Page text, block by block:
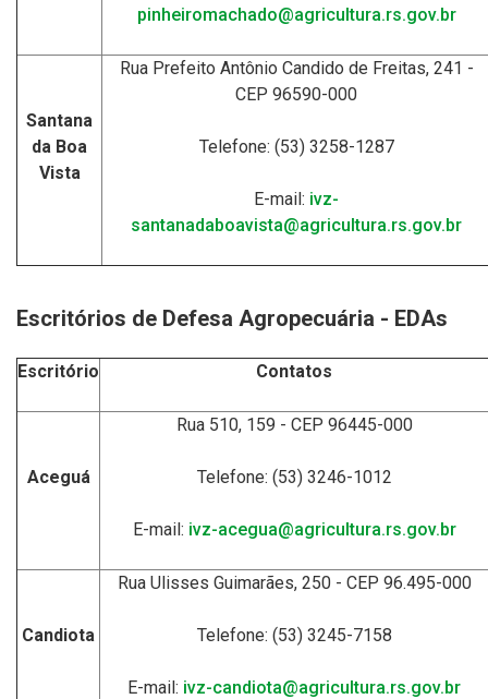
pinheiromachado@agricultura.rs.gov.br
Santana
da Boa
Vista
Rua Prefeito Antônio Candido de Freitas, 241 -
CEP 96590-000
Telefone: (53) 3258-1287
E-mail: ivz-
santanadaboavista@agricultura.rs.gov.br
Escritórios de Defesa Agropecuária - EDAs
Escritório Contatos
Aceguá
Rua 510, 159 - CEP 96445-000
Telefone: (53) 3246-1012
E-mail: ivz-acegua@agricultura.rs.gov.br
Candiota
Rua Ulisses Guimarães, 250 - CEP 96.495-000
Telefone: (53) 3245-7158
E-mail: ivz-candiota@agricultura.rs.gov.br